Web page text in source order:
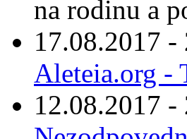
na rodinu a
17.08.2017 -
Aleteia.org -
12.08.2017 -